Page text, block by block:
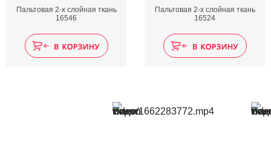
Пальтовая 2-х слойная ткань
16546
Пальтовая 2-х слойная ткань
16524